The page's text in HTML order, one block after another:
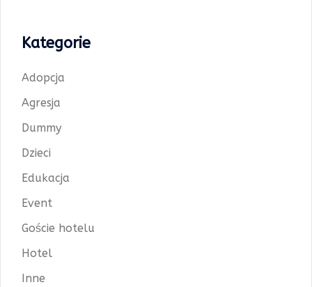
Kategorie
Adopcja
Agresja
Dummy
Dzieci
Edukacja
Event
Goście hotelu
Hotel
Inne